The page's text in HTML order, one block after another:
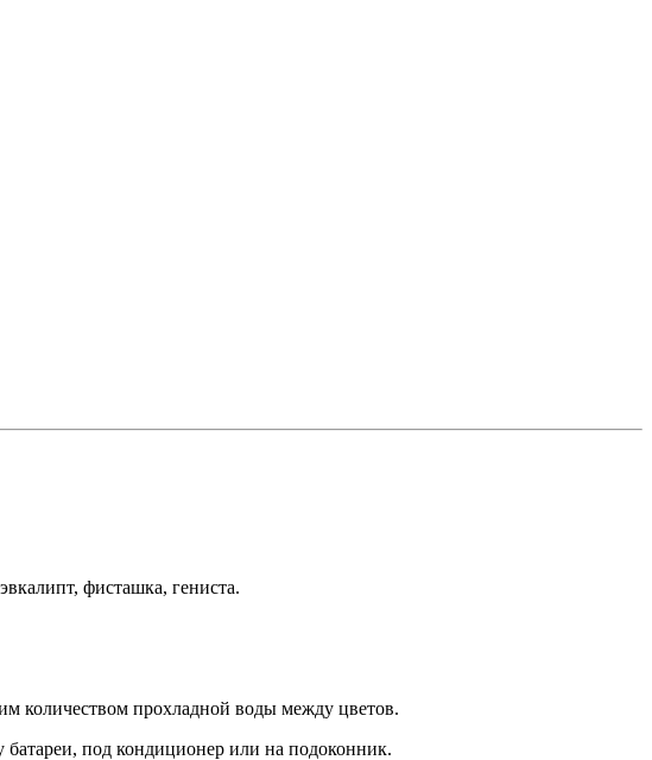
фисташка, гениста.
количеством прохладной воды между цветов.
под кондиционер или на подоконник.